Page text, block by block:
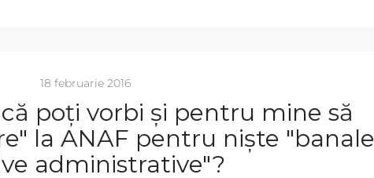
18 februarie 2016
poți vorbi și pentru mine să
la ANAF pentru niște "banale
administrative"?